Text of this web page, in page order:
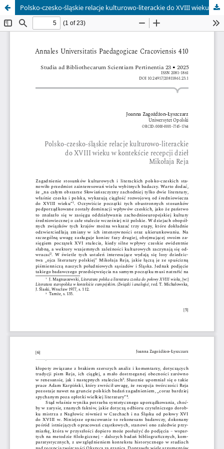
Polsko-czesko-śląskie relacje kulturowo-literackie do XVIII wieku w kontekście recepcji dzieł Mikołaja Reja